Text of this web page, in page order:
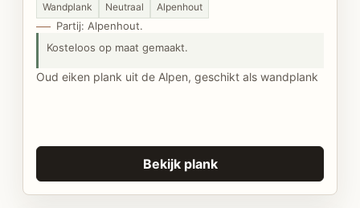
Wandplank Neutraal Alpenhout
Partij: Alpenhout.
Kosteloos op maat gemaakt.
Oud eiken plank uit de Alpen, geschikt als wandplank
Bekijk plank